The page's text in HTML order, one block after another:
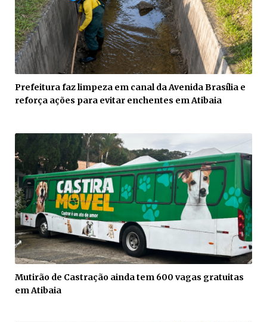
Prefeitura faz limpeza em canal da Avenida Brasília e
reforça ações para evitar enchentes em Atibaia
Mutirão de Castração ainda tem 600 vagas gratuitas
em Atibaia